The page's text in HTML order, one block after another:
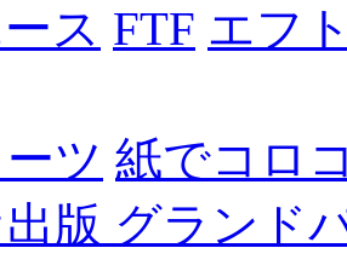
ス FTF エフ
ツ 紙でコロ
版 グランド